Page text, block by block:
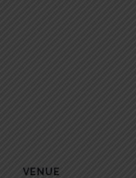
VENUE